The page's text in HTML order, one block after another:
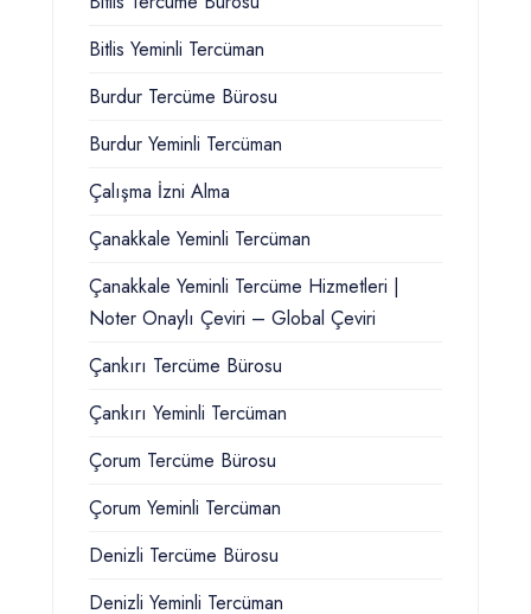
Bitlis Yeminli Tercüman
Burdur Tercüme Bürosu
Burdur Yeminli Tercüman
Çalışma İzni Alma
Çanakkale Yeminli Tercüman
Çanakkale Yeminli Tercüme Hizmetleri |
Noter Onaylı Çeviri – Global Çeviri
Çankırı Tercüme Bürosu
Çankırı Yeminli Tercüman
Çorum Tercüme Bürosu
Çorum Yeminli Tercüman
Denizli Tercüme Bürosu
Denizli Yeminli Tercüman